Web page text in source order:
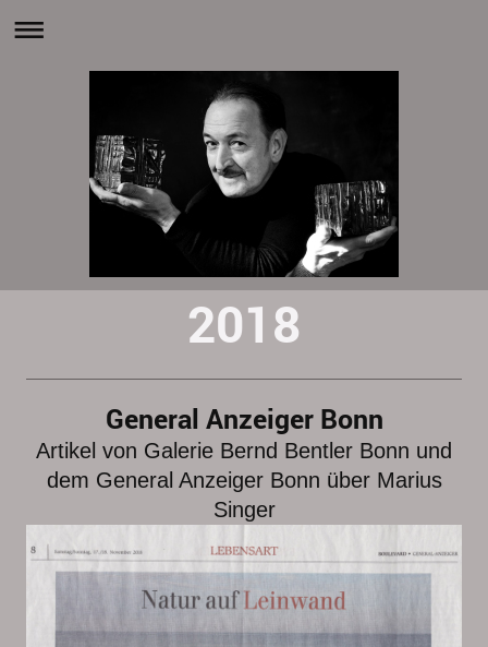
2018
General Anzeiger Bonn
Artikel von Galerie Bernd Bentler Bonn und
dem General Anzeiger Bonn über Marius
Singer